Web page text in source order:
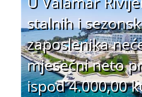
stalnih i
zaposlenika
mjesečni neto
ispod 4.000,00